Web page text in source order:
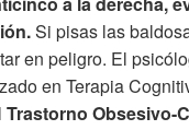
Si pisas las
en peligro. El
en Terapia
Trastorno Obsesivo-